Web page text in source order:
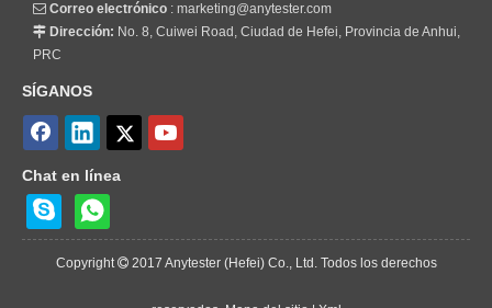
 Correo electrónico : marketing@anytester.com
 Dirección: No. 8, Cuiwei Road, Ciudad de Hefei, Provincia de Anhui,
PRC
SÍGANOS
Chat en línea
Copyright2017 Anytester (Hefei) Co., Ltd. Todos los derechos